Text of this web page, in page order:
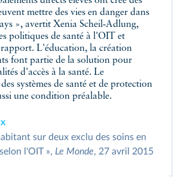
mettre des vies en danger dans
», avertit Xenia Scheil‑Adlung,
politiques de santé à l'OIT et
rapport. L'éducation, la création
font partie de la solution pour
d'accès à la santé. Le
systèmes de santé et de protection
une condition préalable.
sur deux exclu des soins en
l'OIT », Le Monde, 27 avril 2015